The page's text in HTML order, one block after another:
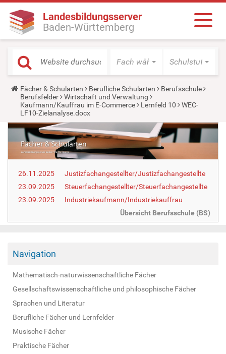
Landesbildungsserver
Baden-Württemberg
Fach wählen Schulstufe
Y
o
u
a
r
e
e
r
e
Fächer & Schularten Berufliche Schularten
Berufsschule
Berufsfelder
Wirtschaft und Verwaltung
Kaufmann/Kauffrau im E-Commerce
Lernfeld 10
WEC-
LF10-Zielanalyse.docx
26.11.2025
Justizfachangestellter/Justizfachangestellte
23.09.2025
Steuerfachangestellter/Steuerfachangestellte
23.09.2025
Industriekaufmann/Industriekauffrau
Übersicht Berufsschule (BS)
Navigation
Mathematisch-naturwissenschaftliche Fächer
Gesellschaftswissenschaftliche und philosophische Fächer
Sprachen und Literatur
Berufliche Fächer und Lernfelder
Musische Fächer
Praktische Fächer